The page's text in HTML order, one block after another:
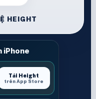
HEIGHT
iPhone
Tải Height
trên App Store